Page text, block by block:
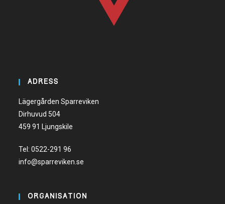
ADRESS
Lägergården Sparreviken
Dirhuvud 504
459 91 Ljungskile
Tel:0522-291 96
info@sparreviken.se
ORGANISATION